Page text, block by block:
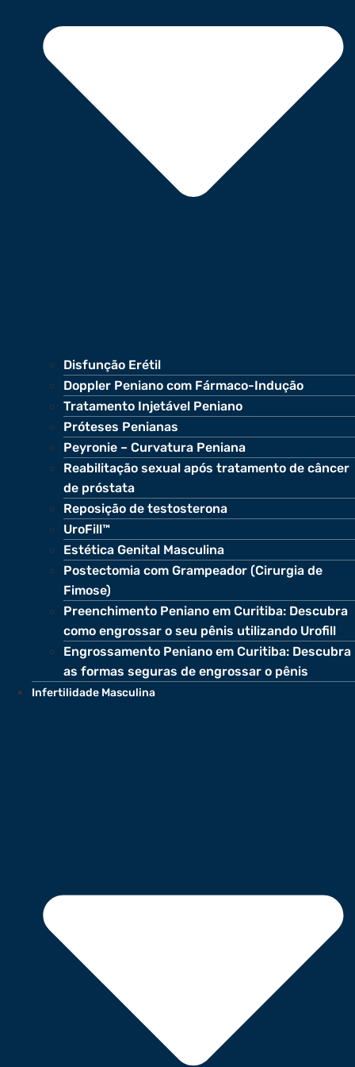
Disfunção Erétil
Doppler Peniano com Fármaco-Indução
Tratamento Injetável Peniano
Próteses Penianas
Peyronie – Curvatura Peniana
Reabilitação sexual após tratamento de câncer
de próstata
Reposição de testosterona
UroFill™
Estética Genital Masculina
Postectomia com Grampeador (Cirurgia de
Fimose)
Preenchimento Peniano em Curitiba: Descubra
como engrossar o seu pênis utilizando Urofill
Engrossamento Peniano em Curitiba: Descubra
as formas seguras de engrossar o pênis
Infertilidade Masculina